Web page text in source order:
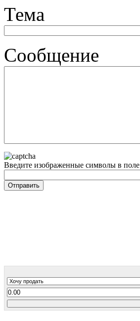
Тема
Сообщение
Введите изображенные символы в поле